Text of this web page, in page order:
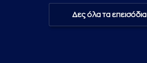
Δες όλα τα επεισόδια